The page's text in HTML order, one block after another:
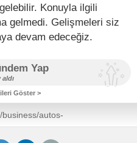
Konuyla ilgili
gelmedi. Gelişmeleri siz
devam edeceğiz.
Yap
aldı
Göster >
autos-
turns-chinese-tech-reach-